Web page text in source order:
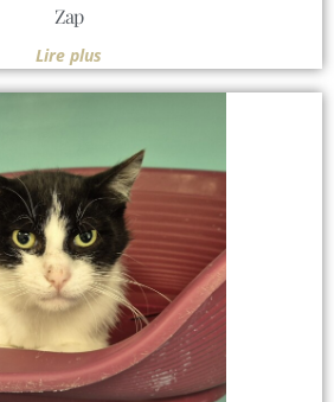
Zap
Lire plus